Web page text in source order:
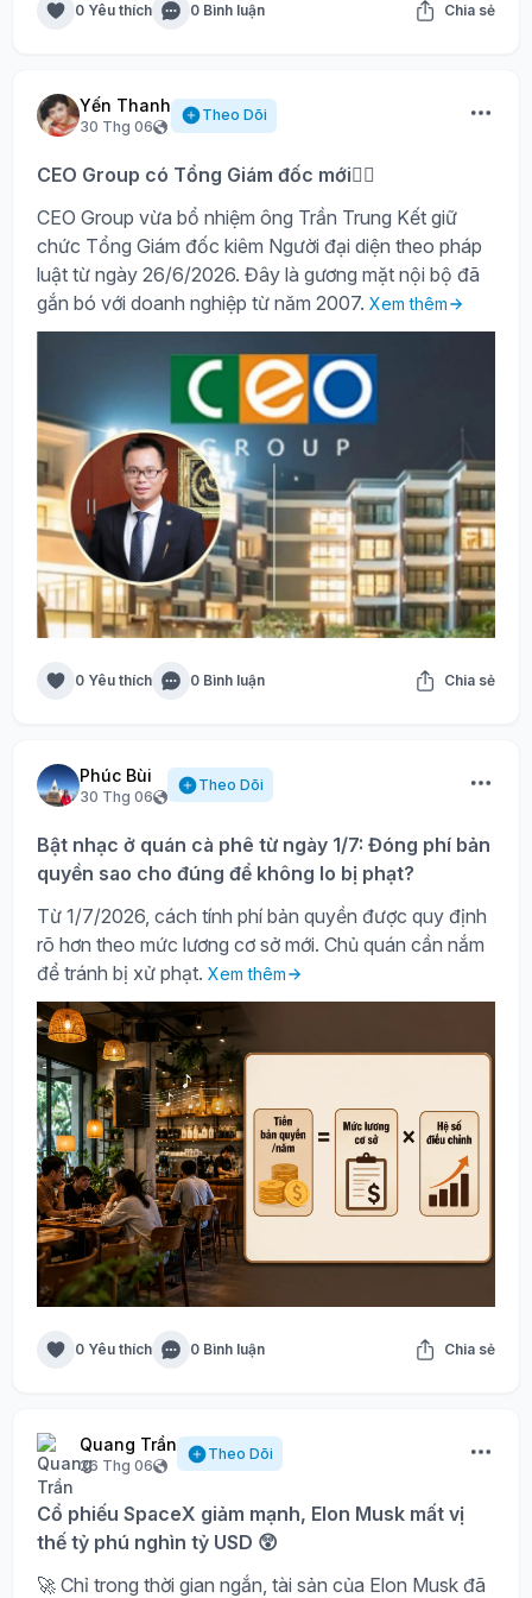
0 Yêu thích 0 Bình luận Chia sẻ
Yến Thanh
30 Thg 06
Theo Dõi
CEO Group có Tổng Giám đốc mới🙍‍♂️
CEO Group vừa bổ nhiệm ông Trần Trung Kết giữ
chức Tổng Giám đốc kiêm Người đại diện theo pháp
luật từ ngày 26/6/2026. Đây là gương mặt nội bộ đã
gắn bó với doanh nghiệp từ năm 2007. Xem thêm
0 Yêu thích 0 Bình luận Chia sẻ
Phúc Bùi
30 Thg 06
Theo Dõi
Bật nhạc ở quán cà phê từ ngày 1/7: Đóng phí bản
quyền sao cho đúng để không lo bị phạt?
Từ 1/7/2026, cách tính phí bản quyền được quy định
rõ hơn theo mức lương cơ sở mới. Chủ quán cần nắm
để tránh bị xử phạt. Xem thêm
0 Yêu thích 0 Bình luận Chia sẻ
Quang Trần
26 Thg 06
Theo Dõi
Cổ phiếu SpaceX giảm mạnh, Elon Musk mất vị
thế tỷ phú nghìn tỷ USD 😲
🚀 Chỉ trong thời gian ngắn, tài sản của Elon Musk đã